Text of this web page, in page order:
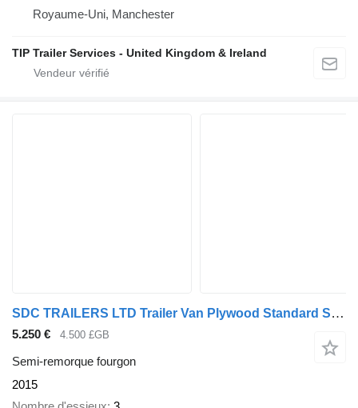
Royaume-Uni, Manchester
TIP Trailer Services - United Kingdom & Ireland
SDC TRAILERS LTD Trailer Van Plywood Standard Straight
5.250 € 4.500 £GB
Semi-remorque fourgon
2015